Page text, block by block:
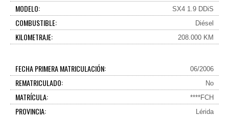
MODELO: SX4 1.9 DDiS
COMBUSTIBLE: Diésel
KILOMETRAJE: 208.000 KM
FECHA PRIMERA MATRICULACIÓN: 06/2006
REMATRICULADO: No
MATRÍCULA: ****FCH
PROVINCIA: Lérida